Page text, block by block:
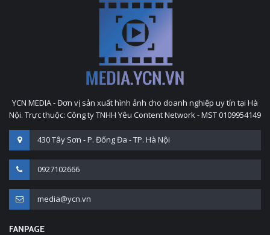
YCN MEDIA - Đơn vị sản xuất hình ảnh cho doanh nghiệp uy tín tại Hà
Nội. Trực thuộc: Công ty TNHH Yêu Content Network - MST 0109954149
430 Tây Sơn - P. Đống Đa - TP. Hà Nội
0927102666
media@ycn.vn
FANPAGE